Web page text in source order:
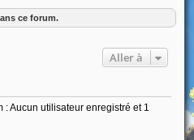
ce forum.
Aller à
: Aucun utilisateur enregistré et 1